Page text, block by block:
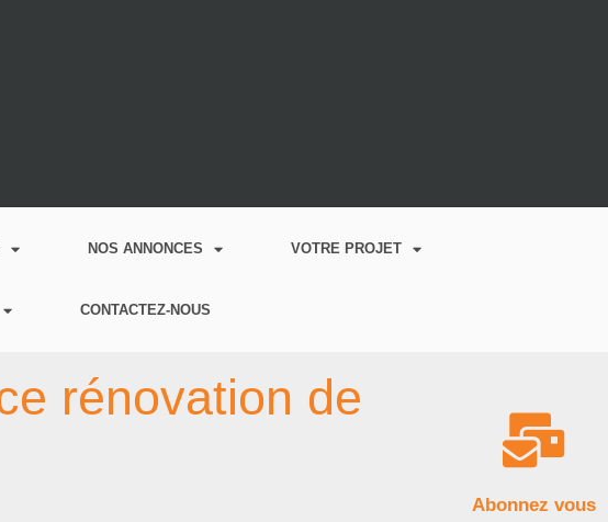
NOS ANNONCES VOTRE PROJET
CONTACTEZ-NOUS
rénovation de
Abonnez vous